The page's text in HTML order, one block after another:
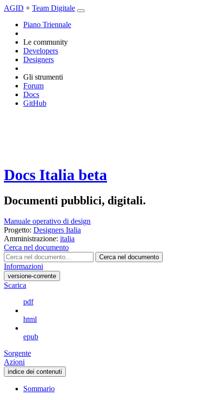
AGID + Team Digitale
Piano Triennale
Le community
Developers
Designers
Gli strumenti
Forum
Docs
GitHub
Docs Italia beta
Documenti pubblici, digitali.
Manuale operativo di design
Progetto: Designers Italia
Amministrazione: italia
Cerca nel documento
Cerca nel documento
Informazioni
versione-corrente
Scarica
pdf
html
epub
Sorgente
Azioni
indice dei contenuti
Sommario